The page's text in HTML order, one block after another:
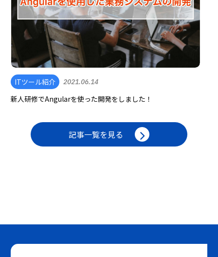
ITツール紹介 2021.06.14
新人研修でAngularを使った開発をしました！
記事一覧を見る